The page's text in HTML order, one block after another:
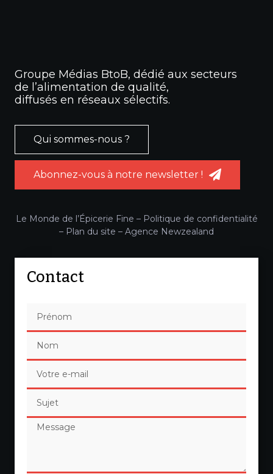
Groupe Médias BtoB, dédié aux secteurs
de l’alimentation de qualité,
diffusés en réseaux sélectifs.
Qui sommes-nous ?
Abonnez-vous à notre newsletter !
Le Monde de l’Épicerie Fine – Politique de confidentialité
– Plan du site – Agence Newzealand
Contact